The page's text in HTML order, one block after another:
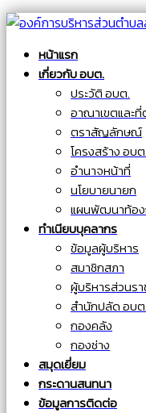
หน้าแรก
เกี่ยวกับ อบต.
ประวัติ อบต.
อาณาเขตและที่
ตราสัญลักษณ์
โครงสร้าง อบต.
อำนาจหน้าที่
นโยบายนายก
แผนพัฒนาท้อ
ทำเนียบบุคลากร
ข้อมูลผู้บริหาร
สมาชิกสภา
ผู้บริหารส่วนรา
สำนักปลัด อบต.
กองคลัง
กองช่าง
สมุดเยี่ยม
กระดานสนทนา
ข้อมูลการติดต่อ